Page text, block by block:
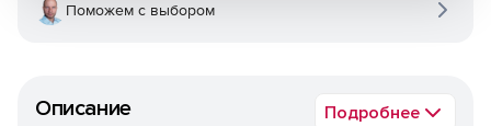
Описание Подробнее
Поможем с выбором